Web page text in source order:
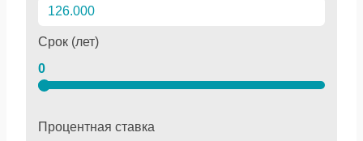
Срок (лет)
0
Процентная ставка